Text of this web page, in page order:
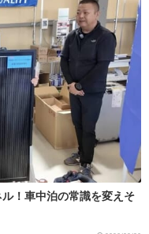
！車中泊の常識を変えそ